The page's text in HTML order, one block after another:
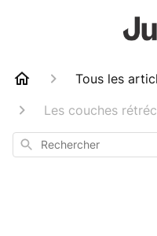
Tous les
Les couches
Rechercher